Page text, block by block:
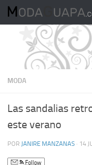
Saltar al contenido
MODA
Las sandalias
este verano
POR JANIRE MANZANAS · 14
Follow